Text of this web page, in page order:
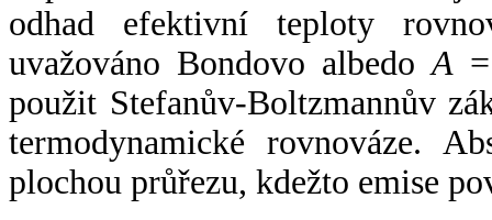
odhad efektivní teploty
uvažováno Bondovo albedoA
použit Stefanův-Boltzmannův
termodynamické rovnováze.
plochou průřezu, kdežto emise